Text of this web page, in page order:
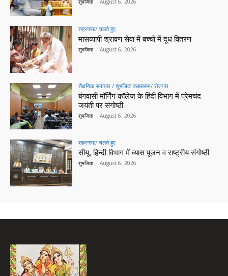
शुभजिता - August 6, 2026
शहरनामा/ चलते हुए
मासव्यापी श्रावण सेवा में बच्चों में दूध वितरण
शुभजिता - August 6, 2026
शैक्षणिक समाचार / शुभजिता क्सासरूम/ रोजगार
बंगवासी मॉर्निंग कॉलेज के हिंदी विभाग में प्रेमचंद
जयंती पर संगोष्ठी
शुभजिता - August 6, 2026
शहरनामा/ चलते हुए
सीयू, हिन्दी विभाग में व्यास पूजन व राष्ट्रीय संगोष्ठी
शुभजिता - August 6, 2026